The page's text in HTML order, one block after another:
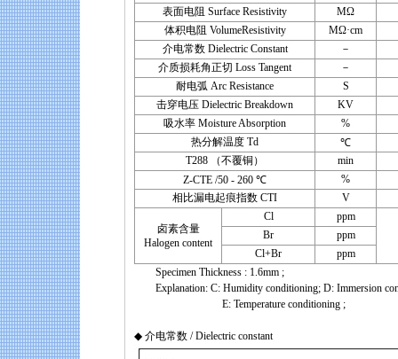
表面电阻 Surface Resistivity
MΩ
体积电阻 VolumeResistivity
MΩ·cm
介电常数 Dielectric Constant
－
介质损耗角正切 Loss Tangent
－
耐电弧 Arc Resistance
S
击穿电压 Dielectric Breakdown
KV
吸水率 Moisture Absorption
%
热分解温度 Td
℃
T288 （不覆铜）
min
Z-CTE /50 - 260 ℃
%
相比漏电起痕指数 CTI
V
卤素含量
Halogen content
Cl
ppm
Br
ppm
Cl+Br
ppm
Specimen Thickness : 1.6mm ;
Explanation: C: Humidity conditioning; D: Immersion
E: Temperature conditioning ;
◆ 介电常数 / Dielectric constant